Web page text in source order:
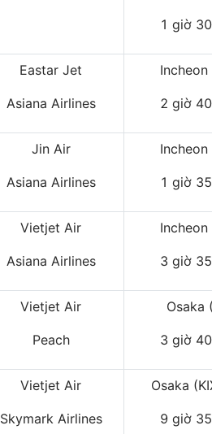
1 giờ
Eastar Jet
Asiana Airlines
Incheon
2 giờ
Jin Air
Asiana Airlines
Incheon
1 giờ
Vietjet Air
Asiana Airlines
Incheon
3 giờ
Vietjet Air
Peach
Osaka
3 giờ
Vietjet Air
Skymark Airlines
Osaka
9 giờ